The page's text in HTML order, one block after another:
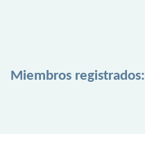
Miembros registrados: